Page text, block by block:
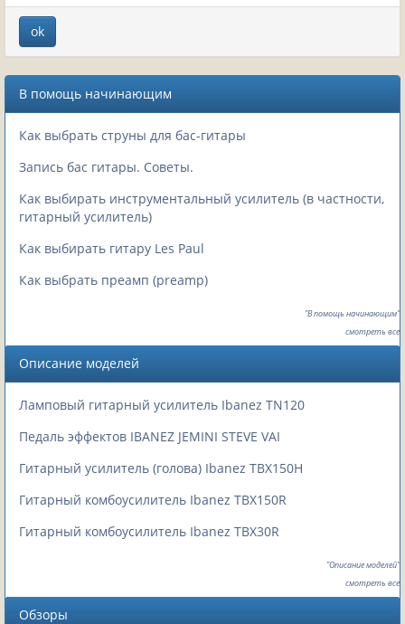
В помощь начинающим
Как выбрать струны для бас-гитары
Запись бас гитары. Советы.
Как выбирать инструментальный усилитель (в частности,
гитарный усилитель)
Как выбирать гитару Les Paul
Как выбрать преамп (preamp)
"В помощь начинающим"
смотреть все
Описание моделей
Ламповый гитарный усилитель Ibanez TN120
Педаль эффектов IBANEZ JEMINI STEVE VAI
Гитарный усилитель (голова) Ibanez TBX150H
Гитарный комбоусилитель Ibanez TBX150R
Гитарный комбоусилитель Ibanez TBX30R
"Описание моделей"
смотреть все
Обзоры